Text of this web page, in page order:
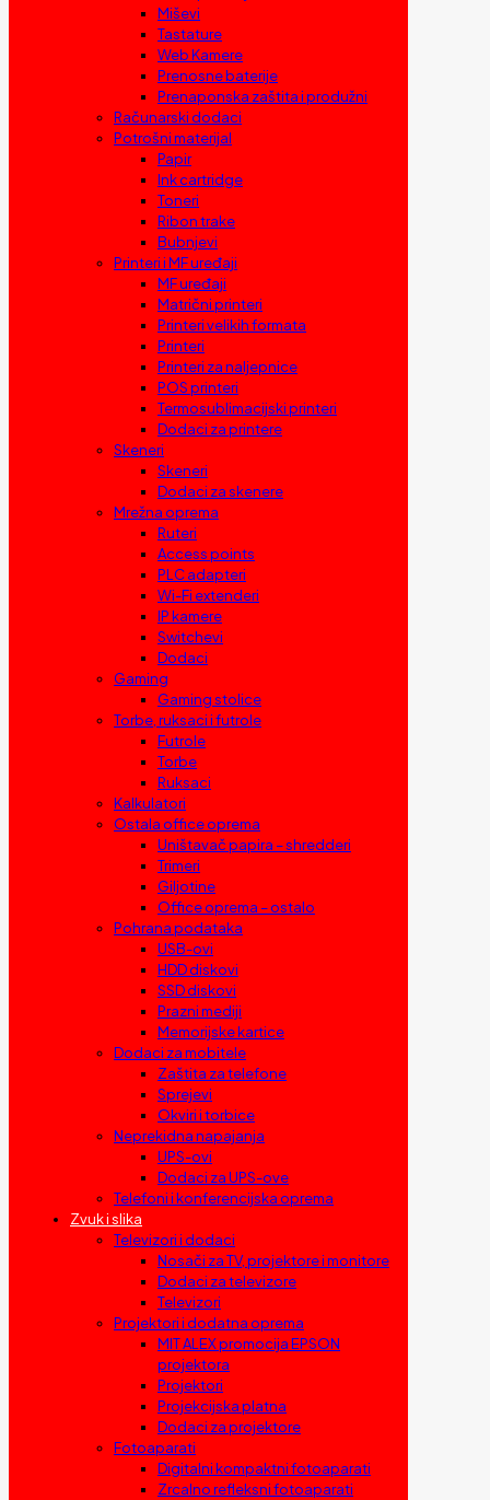
Miševi
Tastature
Web Kamere
Prenosne baterije
Prenaponska zaštita i produžni
Računarski dodaci
Potrošni materijal
Papir
Ink cartridge
Toneri
Ribon trake
Bubnjevi
Printeri i MF uređaji
MF uređaji
Matrični printeri
Printeri velikih formata
Printeri
Printeri za naljepnice
POS printeri
Termosublimacijski printeri
Dodaci za printere
Skeneri
Skeneri
Dodaci za skenere
Mrežna oprema
Ruteri
Access points
PLC adapteri
Wi-Fi extenderi
IP kamere
Switchevi
Dodaci
Gaming
Gaming stolice
Torbe, ruksaci i futrole
Futrole
Torbe
Ruksaci
Kalkulatori
Ostala office oprema
Uništavač papira – shredderi
Trimeri
Giljotine
Office oprema – ostalo
Pohrana podataka
USB-ovi
HDD diskovi
SSD diskovi
Prazni mediji
Memorijske kartice
Dodaci za mobitele
Zaštita za telefone
Sprejevi
Okviri i torbice
Neprekidna napajanja
UPS-ovi
Dodaci za UPS-ove
Telefoni i konferencijska oprema
Zvuk i slika
Televizori i dodaci
Nosači za TV, projektore i monitore
Dodaci za televizore
Televizori
Projektori i dodatna oprema
MIT ALEX promocija EPSON
projektora
Projektori
Projekcijska platna
Dodaci za projektore
Fotoaparati
Digitalni kompaktni fotoaparati
Zrcalno refleksni fotoaparati